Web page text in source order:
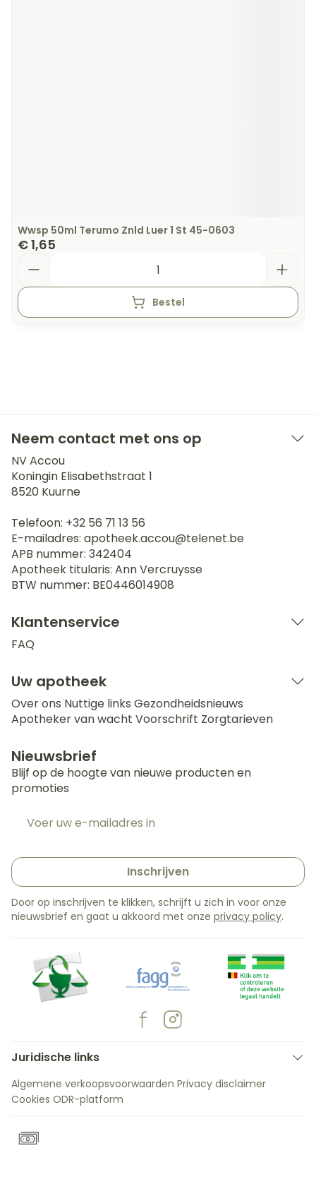
Wwsp 50ml Terumo Znld Luer 1 St 45-0603
€ 1,65
Bestel
Neem contact met ons op
NV Accou
Koningin Elisabethstraat 1
8520 Kuurne
Telefoon: +32 56 71 13 56
E-mailadres: apotheek.accou@telenet.be
APB nummer: 342404
Apotheek titularis: Ann Vercruysse
BTW nummer: BE0446014908
Klantenservice
FAQ
Uw apotheek
Over ons Nuttige links Gezondheidsnieuws
Apotheker van wacht Voorschrift Zorgtarieven
Nieuwsbrief
Blijf op de hoogte van nieuwe producten en
promoties
Inschrijven
Door op inschrijven te klikken, schrijft u zich in voor onze
nieuwsbrief en gaat u akkoord met onze privacy policy.
Juridische links
Algemene verkoopsvoorwaarden Privacy disclaimer
Cookies ODR-platform